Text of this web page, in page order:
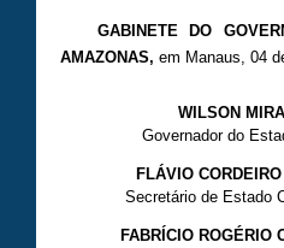
GABINETE DO
AMAZONAS, em Manaus, 04
WILSON
Governador do
FLÁVIO
Secretário de Estado
FABRÍCIO ROGÉRIO